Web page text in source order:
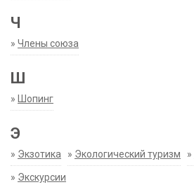
Ч
» Члены союза
Ш
» Шопинг
Э
» Экзотика » Экологический туризм »
» Экскурсии